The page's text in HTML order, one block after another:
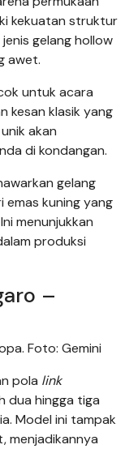
kekuatan struktur
gelang hollow
awet.
untuk acara
kesan klasik yang
akan
di kondangan.
gelang
kuning yang
menunjukkan
produksi
–
Foto: Gemini
pola link
dua hingga tiga
Model ini tampak
menjadikannya